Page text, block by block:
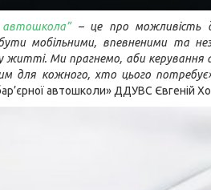
автошкола”– це про можливість
бути мобільними, впевненими та
житті. Ми прагнемо, аби керування
для кожного, хто цього
автошколи» ДДУВС Євгеній